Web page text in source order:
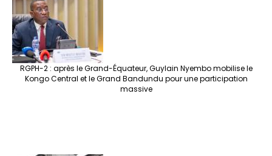
RGPH-2 : après le Grand-Équateur, Guylain Nyembo mobilise le
Kongo Central et le Grand Bandundu pour une participation
massive